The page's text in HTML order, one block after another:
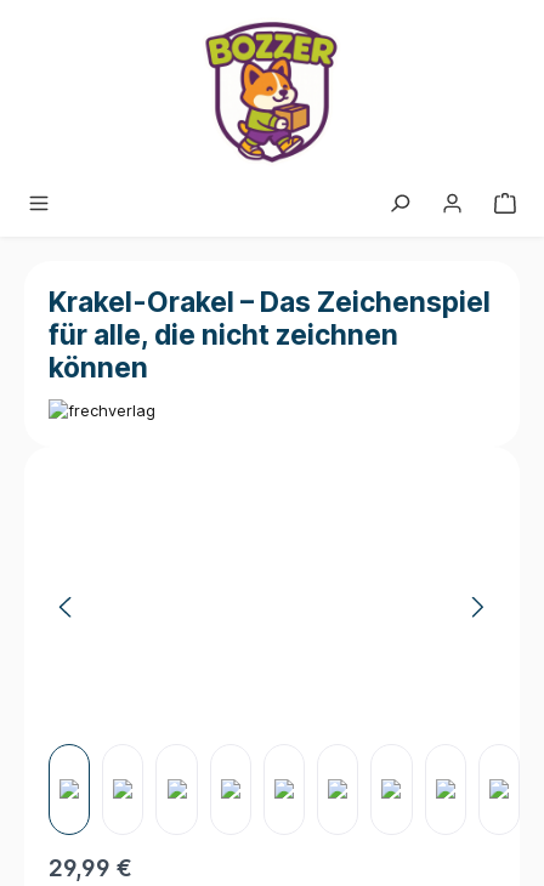
Krakel-Orakel – Das Zeichenspiel
für alle, die nicht zeichnen
können
29,99 €